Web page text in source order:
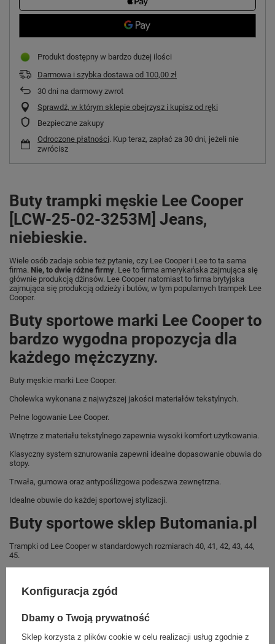
Produkt dostępny w bardzo dużej ilości
Darmowa i szybka dostawa od 100,00 zł
30 dni na darmowy zwrot
Sprawdź, w którym sklepie obejrzysz i kupisz od ręki
Bezpieczne zakupy
Odroczone płatności. Kup teraz, zapłać za 30 dni, jeżeli nie
zwrócisz
Buty trampki męskie Lee Cooper
[LCW-25-02-3253M] Jeans,
niebieskie.
Wiele osób zadaje sobie też pytanie, czy Lee Cooper i Lee to ta sama
firma. Nie, to dwie różne firmy. Lee to firma amerykańska zajmująca się
głównie produkcją dżinsów. Lee Cooper natomiast to firma brytyjska
zajmująca się produkcją odzieży i butów, w tym popularnych trampek Lee
Cooper.
Buty sportowe marki Lee Cooper to
bardzo wygodna propozycja dla
każdego mężczyzny.
Buty męskie marki Lee Cooper.
Cholewka wykonana z najwyższej jakości materiałów tekstylnych.
Pełne logowanie Lee Cooper.
Wnętrze z materiału tekstylnego zapewnia wysoki komfort użytkowania.
Klasyczny system sznurowania zapewni idealne dopasowanie obuwia do
stopy.
Trwała, gumowa oraz antypoślizgowa podeszwa zewnętrzna.
Idealne obuwie do każdej sportowej stylizacji.
Buty sportowe sklep Butomania.pl
Trampki od Lee Cooper w standardowych rozmiarach 40, 41, 42, 43, 44,
45.
Sklep Butomania.pl to największy wybór obuwia sportowego dla całej
Kupując w naszym sklepie internetowym masz gwarancję, że towar jest
Konfiguracja zgód
Dbamy o Twoją prywatność
Sklep korzysta z plików cookie w celu realizacji usług zgodnie z